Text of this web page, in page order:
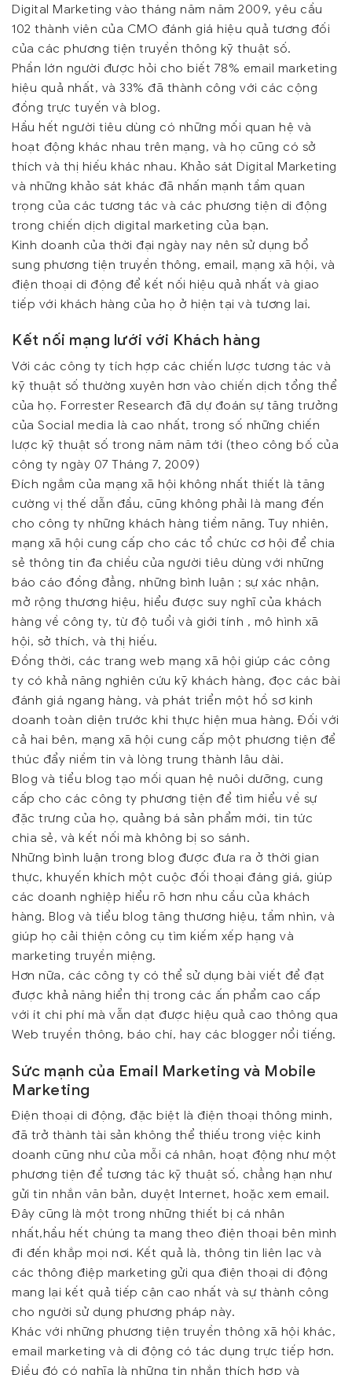
Digital Marketing vào tháng năm năm 2009, yêu cầu
102 thành viên của CMO đánh giá hiệu quả tương đối
của các phương tiện truyền thông kỹ thuật số.
Phần lớn người được hỏi cho biết 78% email marketing
hiệu quả nhất, và 33% đã thành công với các cộng
đồng trực tuyến và blog.
Hầu hết người tiêu dùng có những mối quan hệ và
hoạt động khác nhau trên mạng, và họ cũng có sở
thích và thị hiếu khác nhau. Khảo sát Digital Marketing
và những khảo sát khác đã nhấn mạnh tầm quan
trọng của các tương tác và các phương tiện di động
trong chiến dịch digital marketing của bạn.
Kinh doanh của thời đại ngày nay nên sử dụng bổ
sung phương tiện truyền thông, email, mạng xã hội, và
điện thoại di động để kết nối hiệu quả nhất và giao
tiếp với khách hàng của họ ở hiện tại và tương lai.
Kết nối mạng lưới với Khách hàng
Với các công ty tích hợp các chiến lược tương tác và
kỹ thuật số thường xuyên hơn vào chiến dịch tổng thể
của họ. Forrester Research đã dự đoán sự tăng trưởng
của Social media là cao nhất, trong số những chiến
lược kỹ thuật số trong năm năm tới (theo công bố của
công ty ngày 07 Tháng 7, 2009)
Đích ngắm của mạng xã hội không nhất thiết là tăng
cường vị thế dẫn đầu, cũng không phải là mang đến
cho công ty những khách hàng tiềm năng. Tuy nhiên,
mạng xã hội cung cấp cho các tổ chức cơ hội để chia
sẻ thông tin đa chiều của người tiêu dùng với những
báo cáo đồng đẳng, những bình luận ; sự xác nhận,
mở rộng thương hiệu, hiểu được suy nghĩ của khách
hàng về công ty, từ độ tuổi và giới tính , mô hình xã
hội, sở thích, và thị hiếu.
Đồng thời, các trang web mạng xã hội giúp các công
ty có khả năng nghiên cứu kỹ khách hàng, đọc các bài
đánh giá ngang hàng, và phát triển một hồ sơ kinh
doanh toàn diện trước khi thực hiện mua hàng. Đối với
cả hai bên, mạng xã hội cung cấp một phương tiện để
thúc đẩy niềm tin và lòng trung thành lâu dài.
Blog và tiểu blog tạo mối quan hệ nuôi dưỡng, cung
cấp cho các công ty phương tiện để tìm hiểu về sự
đặc trưng của họ, quảng bá sản phẩm mới, tin tức
chia sẻ, và kết nối mà không bị so sánh.
Những bình luận trong blog được đưa ra ở thời gian
thực, khuyến khích một cuộc đối thoại đáng giá, giúp
các doanh nghiệp hiểu rõ hơn nhu cầu của khách
hàng. Blog và tiểu blog tăng thương hiệu, tầm nhìn, và
giúp họ cải thiện công cụ tìm kiếm xếp hạng và
marketing truyền miệng.
Hơn nữa, các công ty có thể sử dụng bài viết để đạt
được khả năng hiển thị trong các ấn phẩm cao cấp
với ít chi phí mà vẫn dạt được hiệu quả cao thông qua
Web truyền thông, báo chí, hay các blogger nổi tiếng.
Sức mạnh của Email Marketing và Mobile
Marketing
Điện thoại di động, đặc biệt là điện thoại thông minh,
đã trở thành tài sản không thể thiếu trong việc kinh
doanh cũng như của mỗi cá nhân, hoạt động như một
phương tiện để tương tác kỹ thuật số, chẳng hạn như
gửi tin nhắn văn bản, duyệt Internet, hoặc xem email.
Đây cũng là một trong những thiết bị cá nhân
nhất,hầu hết chúng ta mang theo điện thoại bên mình
đi đến khắp mọi nơi. Kết quả là, thông tin liên lạc và
các thông điệp marketing gửi qua điện thoại di động
mang lại kết quả tiếp cận cao nhất và sự thành công
cho người sử dụng phương pháp này.
Khác với những phương tiện truyền thông xã hội khác,
email marketing và di động có tác dụng trực tiếp hơn.
Điều đó có nghĩa là những tin nhắn thích hợp và